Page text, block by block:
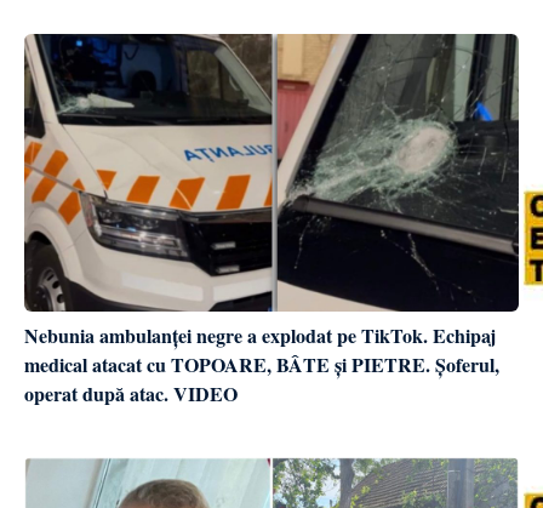
Nebunia ambulanței negre a explodat pe TikTok. Echipaj
medical atacat cu TOPOARE, BÂTE și PIETRE. Șoferul,
operat după atac. VIDEO